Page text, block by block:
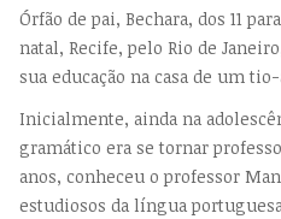
Órfão de pai, Bechara, dos 11
natal, Recife, pelo Rio de
sua educação na casa de um
Inicialmente, ainda na
gramático era se tornar
anos, conheceu o professor
estudiosos da língua